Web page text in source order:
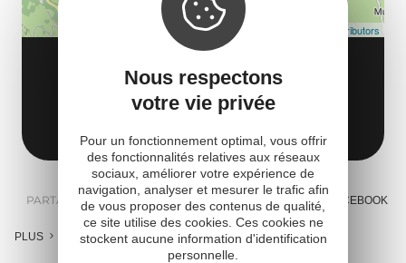
La Gaunhe
Leaflet| Map data © OpenStreetMap contributors
PARTAGER : E-MAIL MESSENGER FACEBOOK
PLUS
Nous respectons
votre vie privée
Pour un fonctionnement optimal, vous offrir
des fonctionnalités relatives aux réseaux
sociaux, améliorer votre expérience de
navigation, analyser et mesurer le trafic afin
de vous proposer des contenus de qualité,
ce site utilise des cookies. Ces cookies ne
stockent aucune information d'identification
personnelle.